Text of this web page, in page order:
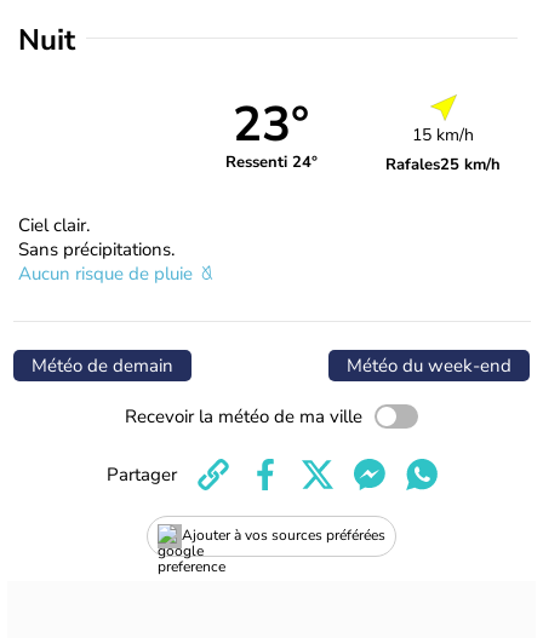
Nuit
23°
Ressenti 24°
15 km/h
Rafales25 km/h
Ciel clair.
Sans précipitations.
Aucun risque de pluie
Météo de demain Météo du week-end
Recevoir la météo de ma ville
Ajouter à vos sources préférées
Partager